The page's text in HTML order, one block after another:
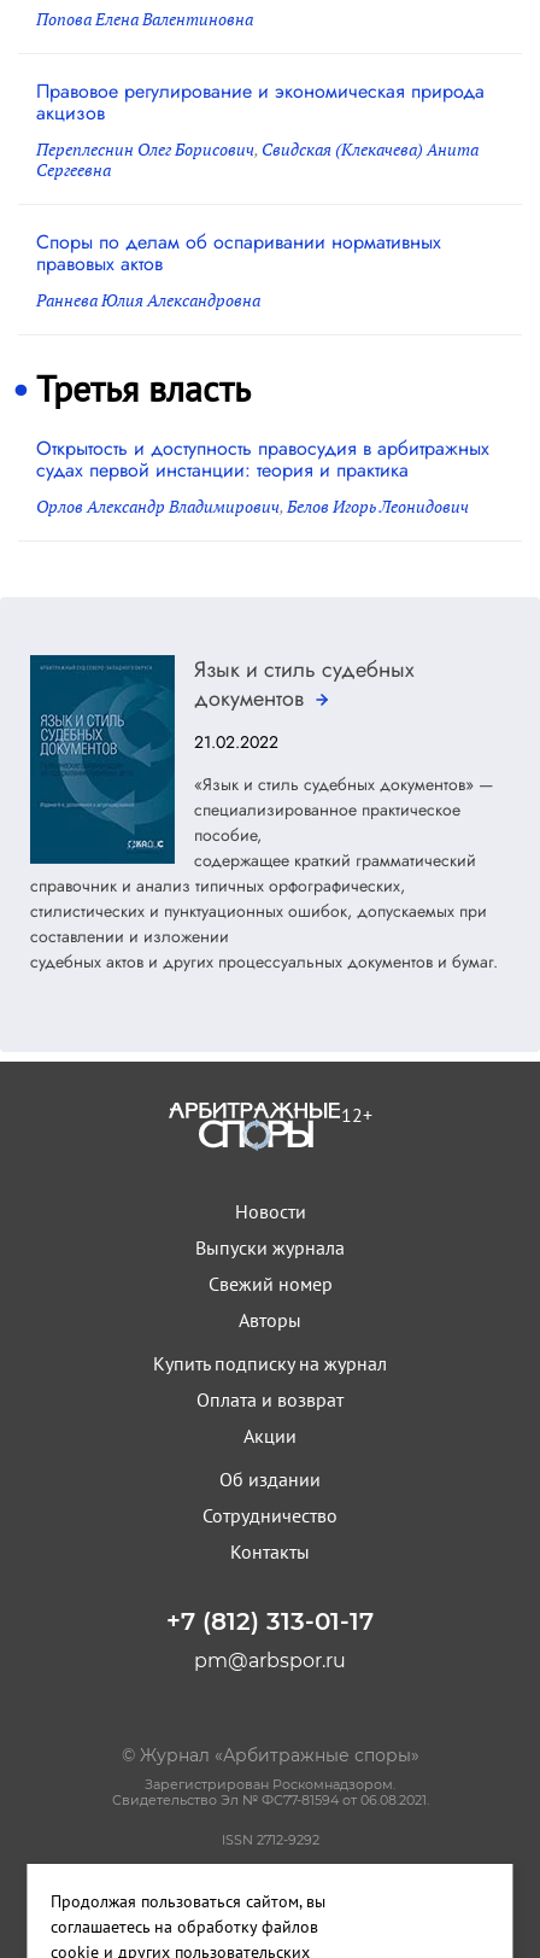
Попова Елена Валентиновна
Правовое регулирование и экономическая природа
акцизов
Переплеснин Олег Борисович, Свидская (Клекачева) Анита
Сергеевна
Споры по делам об оспаривании нормативных
правовых актов
Раннева Юлия Александровна
Третья власть
Открытость и доступность правосудия в арбитражных
судах первой инстанции: теория и практика
Орлов Александр Владимирович,Белов Игорь Леонидович
Язык и стиль судебных
документов
21.02.2022
«Язык и стиль судебных документов» —
специализированное практическое
пособие,
содержащее краткий грамматический
справочник и анализ типичных орфографических,
стилистических и пунктуационных ошибок, допускаемых при
составлении и изложении
судебных актов и других процессуальных документов и бумаг.
12+
Новости
Выпуски журнала
Свежий номер
Авторы
Купить подписку на журнал
Оплата и возврат
Акции
Об издании
Сотрудничество
Контакты
+7 (812) 313-01-17
pm@arbspor.ru
© Журнал «Арбитражные споры»
Зарегистрирован Роскомнадзором.
Свидетельство Эл № ФС77-81594 от 06.08.2021.
ISSN 2712-9292
Пользовательское соглашение
Правила использования материалов сайта
Продолжая пользоваться сайтом, вы
соглашаетесь на обработку файлов
cookie и других пользовательских